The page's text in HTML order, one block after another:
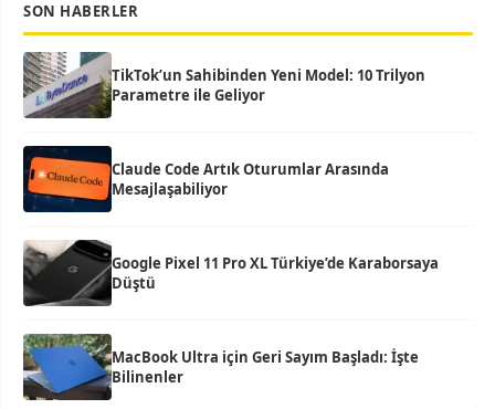
SON HABERLER
TikTok’un Sahibinden Yeni Model: 10 Trilyon
Parametre ile Geliyor
Claude Code Artık Oturumlar Arasında
Mesajlaşabiliyor
Google Pixel 11 Pro XL Türkiye’de Karaborsaya
Düştü
MacBook Ultra için Geri Sayım Başladı: İşte
Bilinenler